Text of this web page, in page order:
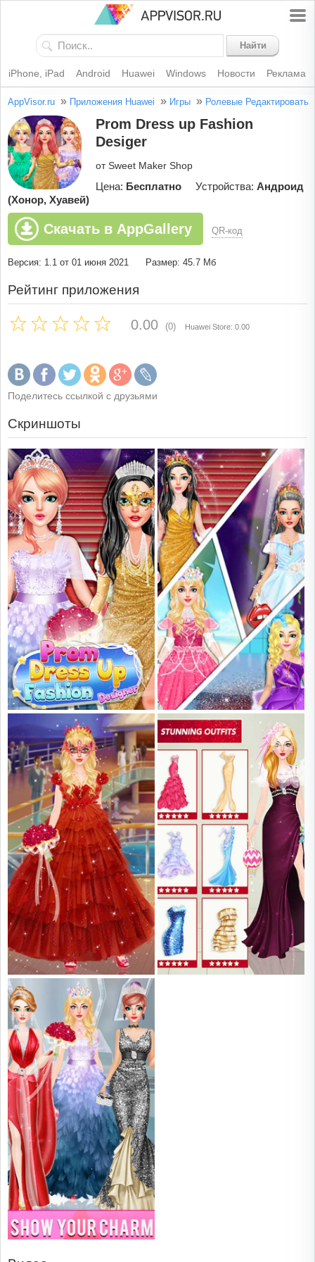
Найти
iPhone, iPad Android Huawei Windows Новости Реклама
AppVisor.ru » Приложения Huawei » Игры » Ролевые Редактировать
Prom Dress up Fashion
Desiger
от Sweet Maker Shop
Цена: Бесплатно Устройства: Андроид
(Хонор, Хуавей)
Скачать в AppGallery QR-код
Версия: 1.1 от 01 июня 2021 Размер: 45.7 Мб
Рейтинг приложения
0.00 (0) Huawei Store: 0.00
Поделитесь ссылкой с друзьями
Скриншоты